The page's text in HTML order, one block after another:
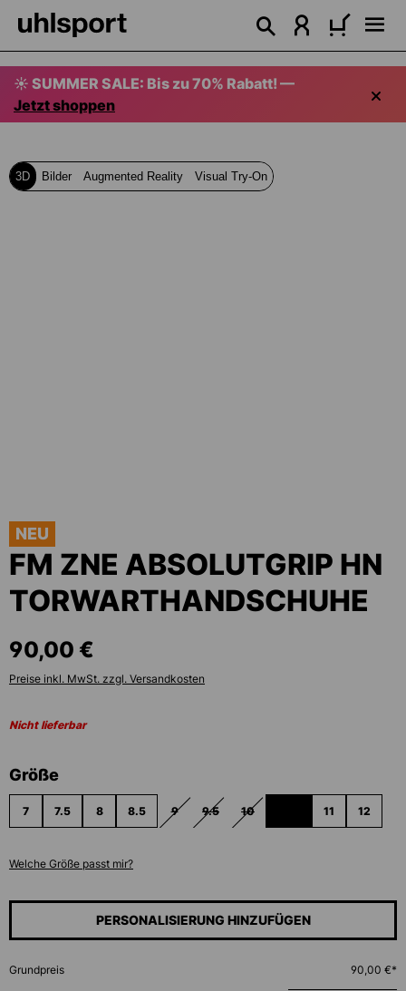
springen
☀️ SUMMER SALE: Bis zu 70% Rabatt! —
Jetzt shoppen
3D Bilder Augmented Reality Visual Try-On
NEU
FM ZNE ABSOLUTGRIP HN
TORWARTHANDSCHUHE
90,00 €
Preise inkl. MwSt. zzgl. Versandkosten
Nicht lieferbar
Größeauswählen
7 7.5 8 8.5 9
(DIESE OPTION IST ZURZEIT NICHT
9.5
(DIESE OPTION IST ZURZEIT NICHT
10
(DIESE OPTION IST ZURZEIT
(DIESE OPTION IST
11 12
Welche Größe passt mir?
PERSONALISIERUNG HINZUFÜGEN
Grundpreis 90,00 €*